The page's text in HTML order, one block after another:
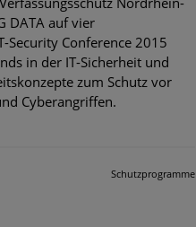
DATA auf vier
Security Conference 2015
in der IT-Sicherheit und
zum Schutz vor
Cyberangriffen.
Schutzprogramme